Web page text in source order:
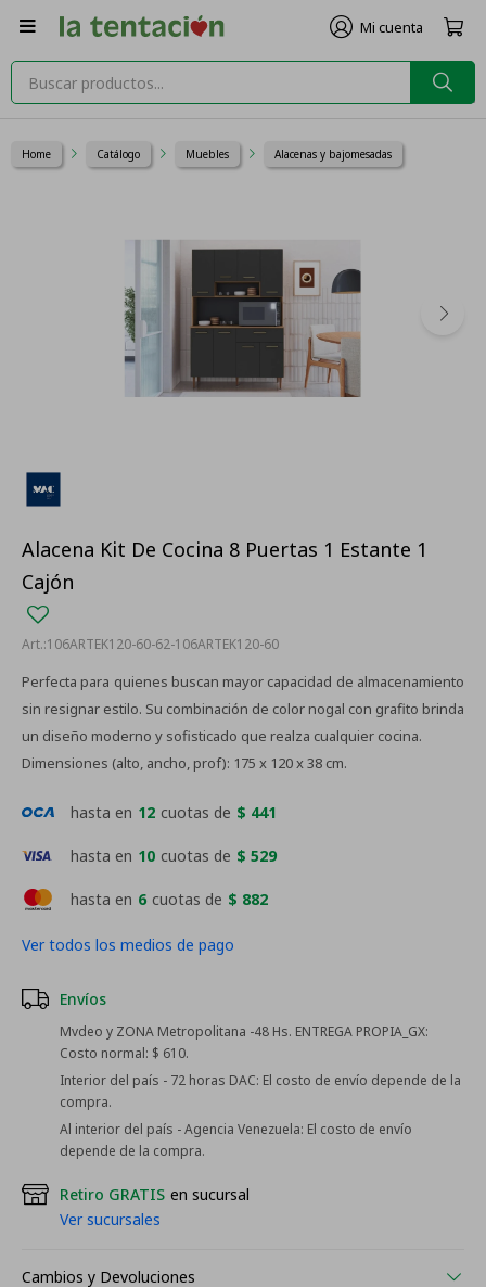

Home Catálogo Muebles Alacenas y bajomesadas
Alacena Kit De Cocina 8 Puertas 1 Estante 1
Cajón
106ARTEK120-60-62-106ARTEK120-60
Perfecta para quienes buscan mayor capacidad de almacenamiento
sin resignar estilo. Su combinación de color nogal con grafito brinda
un diseño moderno y sofisticado que realza cualquier cocina.
Dimensiones (alto, ancho, prof): 175 x 120 x 38 cm.
hasta en 6 cuotas de $ 882
hasta en 12 cuotas de $ 441
hasta en 10 cuotas de $ 529
Ver todos los medios de pago
Envíos
Mvdeo y ZONA Metropolitana -48 Hs. ENTREGA PROPIA_GX:
Costo normal: $ 610.
Interior del país - 72 horas DAC: El costo de envío depende de la
compra.
Al interior del país - Agencia Venezuela: El costo de envío
depende de la compra.
Retiro GRATIS en sucursal
Ver sucursales
Cambios y Devoluciones